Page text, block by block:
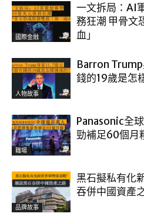
國際金融
一文拆局：AI
務狂潮 甲骨文
血」
人物故事
Barron Trump
錢的19歲是怎
職場
Panasonic全
勁補足60個月
品牌故事
黑石擬私有化
吞併中國資產